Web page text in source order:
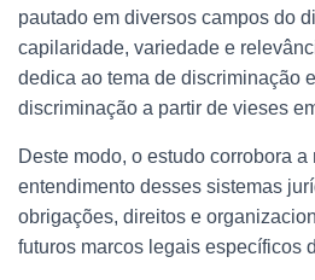
pautado em diversos campos do
capilaridade, variedade e
dedica ao tema de discriminação
discriminação a partir de vieses
Deste modo, o estudo corrobora
entendimento desses sistemas
obrigações, direitos e
futuros marcos legais específicos